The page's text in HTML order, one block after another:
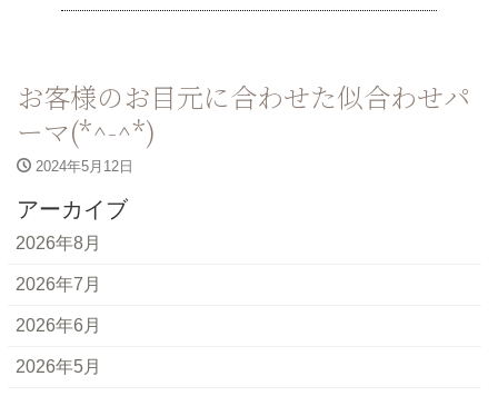
お客様のお目元に合わせた似合わせパ
ーマ(*^-^*)
2024年5月12日
アーカイブ
2026年8月
2026年7月
2026年6月
2026年5月